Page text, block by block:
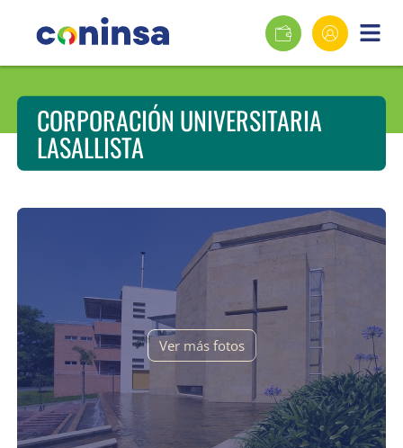
CORPORACIÓN UNIVERSITARIA
LASALLISTA
Ver más fotos